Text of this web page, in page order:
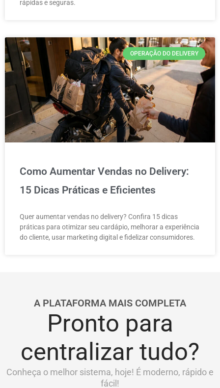
rápidas e seguras.
OPERAÇÃO DO DELIVERY
Como Aumentar Vendas no Delivery:
15 Dicas Práticas e Eficientes
Quer aumentar vendas no delivery? Confira 15 dicas
práticas para otimizar seu cardápio, melhorar a experiência
do cliente, usar marketing digital e fidelizar consumidores.
A PLATAFORMA MAIS COMPLETA
Pronto para
centralizar tudo?
Conheça o melhor sistema, hoje! É moderno, rápido e
fácil!